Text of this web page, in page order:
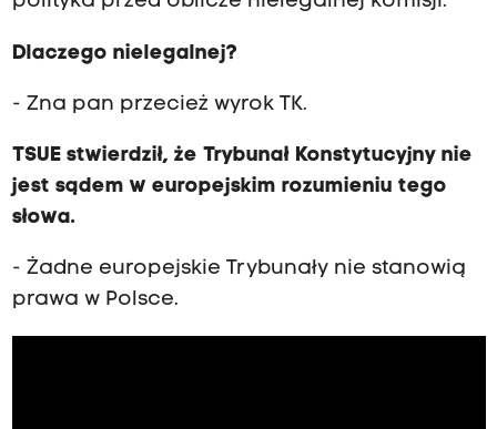
Dlaczego nielegalnej?
- Zna pan przecież wyrok TK.
TSUE stwierdził, że Trybunał Konstytucyjny nie
jest sądem w europejskim rozumieniu tego
słowa.
- Żadne europejskie Trybunały nie stanowią
prawa w Polsce.